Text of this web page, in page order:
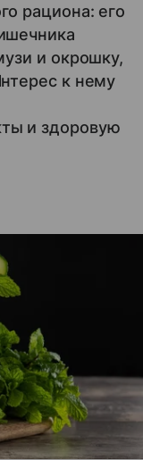
рациона: его
и окрошку,
к нему
и здоровую